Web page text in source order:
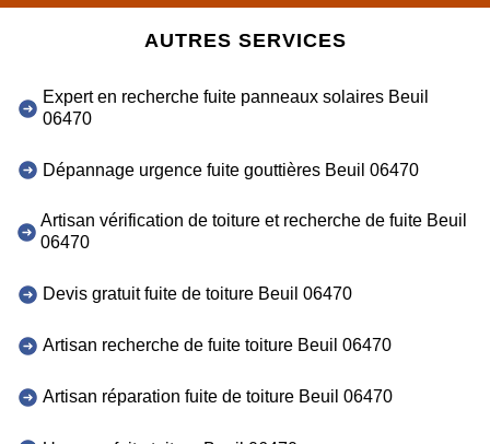
AUTRES SERVICES
Expert en recherche fuite panneaux solaires Beuil
06470
Dépannage urgence fuite gouttières Beuil 06470
Artisan vérification de toiture et recherche de fuite Beuil
06470
Devis gratuit fuite de toiture Beuil 06470
Artisan recherche de fuite toiture Beuil 06470
Artisan réparation fuite de toiture Beuil 06470